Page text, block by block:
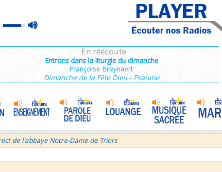
max
En réécoute
Entrons dans la liturgie du dimanche
Françoise Breynaert
Dimanche de la Fête Dieu - Psaume
Saint François de Sales 37/106
du Temps Ordinaire 6/7 - Vendredi + Saint Sixte II
avec le Père Denis Mertz
aux Galates
La Transfiguration
Judaïsme 05
théologie afirmative et la théologie négative d'après Denys L'Aéropagite
de l'abbaye Notre-Dame de Triors